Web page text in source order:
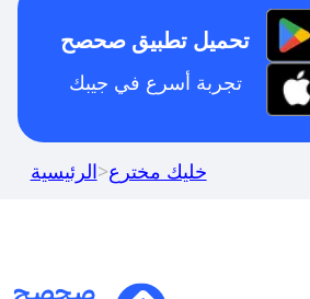
تحميل تطبيق صحصح
تجربة أسرع في جيبك
الرئيسية>خليك مخترع